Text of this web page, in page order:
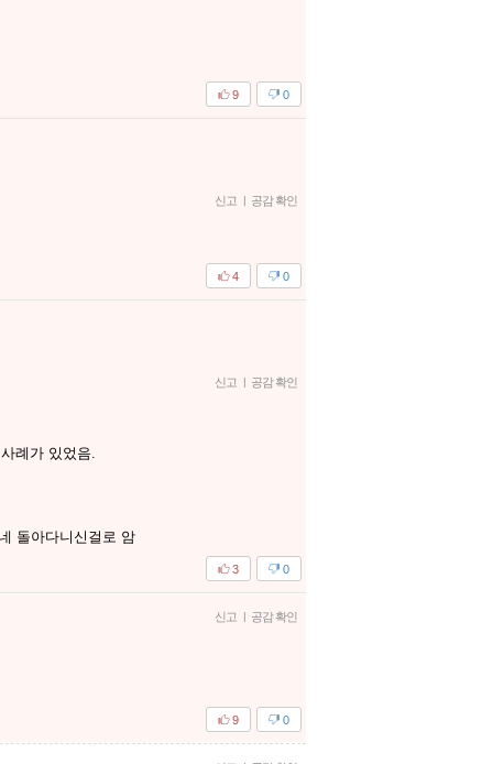
0
9
신고 공감 확인
0
4
신고 공감 확인
례가 있었음.
돌아다니신걸로 암
0
3
신고 공감 확인
0
9